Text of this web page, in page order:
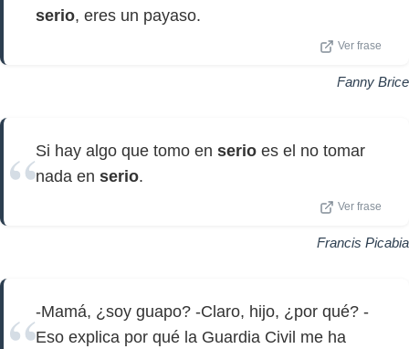
serio, eres un payaso.
Ver frase
Fanny Brice
Si hay algo que tomo en serio es el no tomar
nada en serio.
Ver frase
Francis Picabia
-Mamá, ¿soy guapo? -Claro, hijo, ¿por qué? -
Eso explica por qué la Guardia Civil me ha